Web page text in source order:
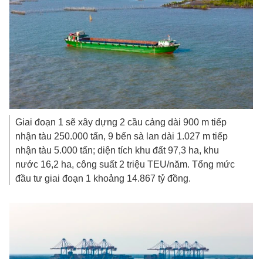
Giai đoạn 1 sẽ xây dựng 2 cầu cảng dài 900 m tiếp
nhận tàu 250.000 tấn, 9 bến sà lan dài 1.027 m tiếp
nhận tàu 5.000 tấn; diện tích khu đất 97,3 ha, khu
nước 16,2 ha, công suất 2 triệu TEU/năm. Tổng mức
đầu tư giai đoạn 1 khoảng 14.867 tỷ đồng.